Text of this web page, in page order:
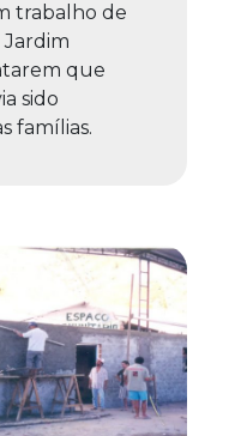
trabalho de
que
sido
famílias.